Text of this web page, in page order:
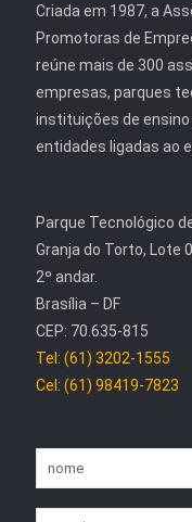
Criada em 1987, a
Promotoras de
reúne mais de 300
empresas, parques
instituições de
entidades ligadas ao
Parque Tecnológico
Granja do Torto, Lote
2º andar.
Brasília – DF
CEP: 70.635-815
Tel: (61) 3202-1555
Cel: (61) 98419-7823